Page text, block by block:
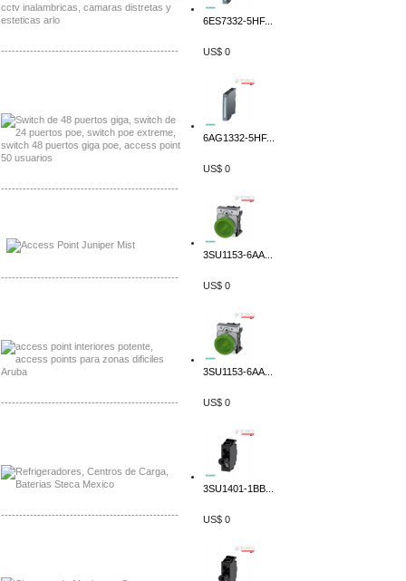
-------------------------------------------------
-------------------------------------------------
-------------------------------------------------
-------------------------------------------------
-------------------------------------------------
6ES7332-5HF...
US$ 0
6AG1332-5HF...
US$ 0
3SU1153-6AA...
US$ 0
3SU1153-6AA...
US$ 0
3SU1401-1BB...
US$ 0